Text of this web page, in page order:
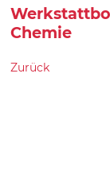
Chemie
Zurück